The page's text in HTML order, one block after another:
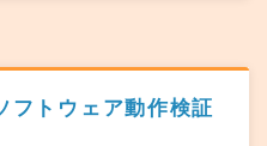
フトウェア動作検証